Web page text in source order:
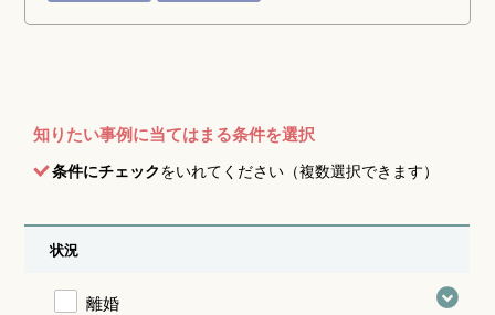
知りたい事例に当てはまる条件を選択
条件にチェックをいれてください（複数選択できます）
状況
離婚